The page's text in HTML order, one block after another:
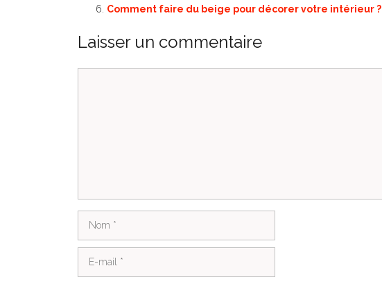
Comment faire du beige pour décorer votre intérieur ?
Laisser un commentaire